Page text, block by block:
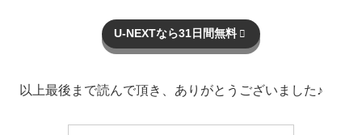
U-NEXTなら31日間無料
以上最後まで読んで頂き、ありがとうございました♪